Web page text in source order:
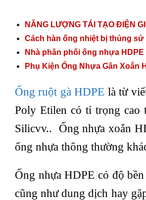
NĂNG LƯỢNG TÁI TẠO ĐIỆN
Cách hàn ống nhiệt bị thủng
Nhà phân phối ống nhựa
Phụ Kiện Ống Nhựa Gân Xoắn
Ống ruột gà HDPE là từ
Poly Etilen có tỉ trọng cao
Silicvv.. Ống nhựa xoắn
ống nhựa thông thường
Ống nhựa HDPE có độ
cũng như dung dịch hay